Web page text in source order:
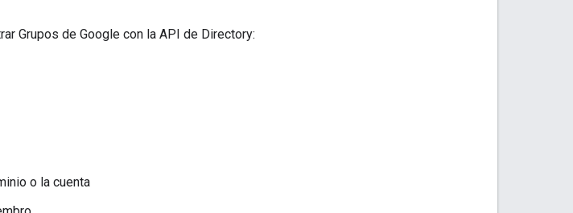
Grupos de Google con la API de Directory:
o la cuenta